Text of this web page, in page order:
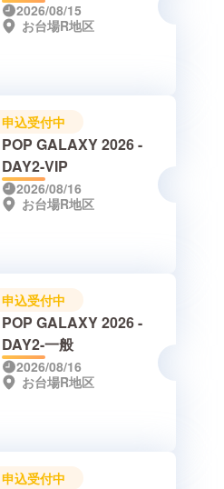
2026/08/15
お台場R地区
申込受付中
POP GALAXY 2026 -
DAY2-VIP
2026/08/16
お台場R地区
申込受付中
POP GALAXY 2026 -
DAY2-一般
2026/08/16
お台場R地区
申込受付中